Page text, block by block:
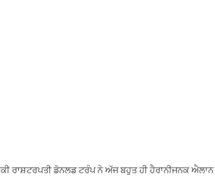
ਰਾਸ਼ਟਰਪਤੀ ਡੋਨਲਡ ਟਰੰਪ ਨੇ ਅੱਜ ਬਹੁਤ ਹੀ ਹੈਰਾਨੀਜਨਕ